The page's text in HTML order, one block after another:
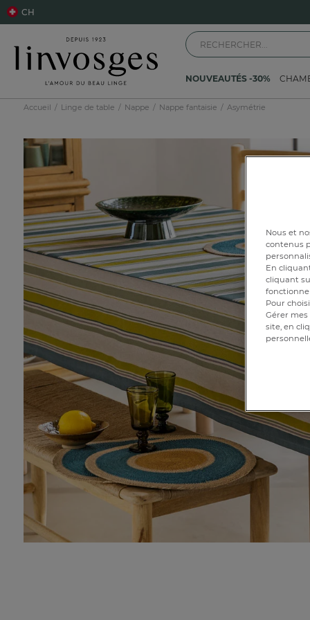
CH
NOUVEAUTÉS -30%
Accueil Linge de table Nappe Nappe fantaisie Asymétrie
Nous et
contenus
En
cliquant
Pour
Gérer
site, en